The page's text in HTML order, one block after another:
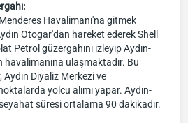
Havalimanı'na gitmek
Otogar'dan hareket ederek Shell
Petrol güzergahını izleyip Aydın-
ulaşmaktadır. Bu
Diyaliz Merkezi ve
yolcu alımı yapar. Aydın-
süresi ortalama 90 dakikadır.